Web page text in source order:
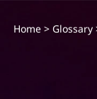
r
u
Home> Glossary